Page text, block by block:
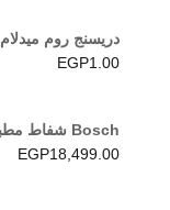
دريسنج روم ميدلام
EGP1.00
Bosch شفاط مطبخ 90 سم بوش
EGP18,499.00